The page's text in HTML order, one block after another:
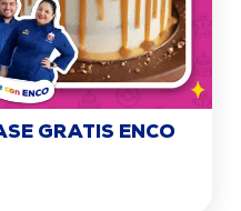
GRATIS ENCO